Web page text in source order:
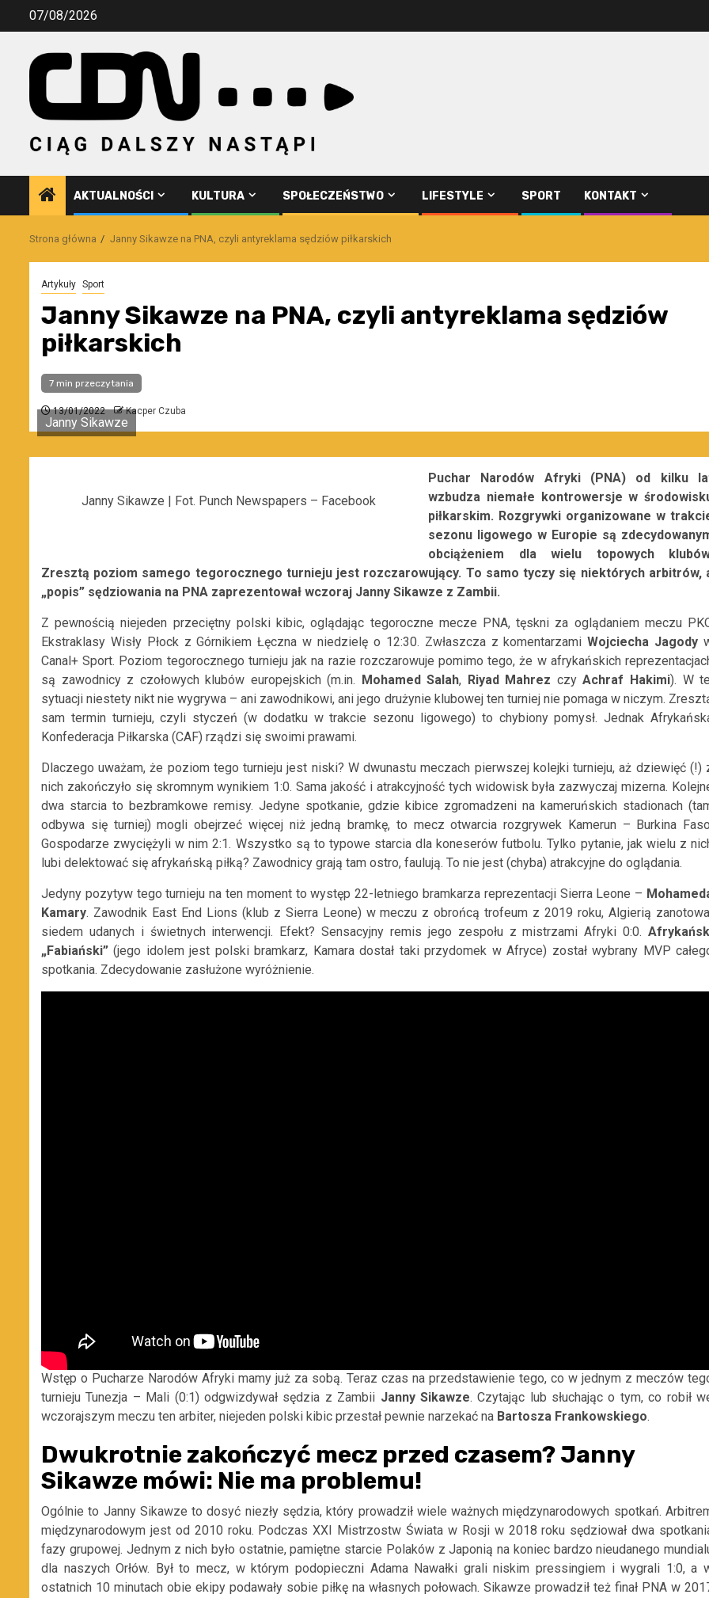
Przejdź07/08/2026
AKTUALNOŚCI KULTURA SPOŁECZEŃSTWO LIFESTYLE SPORT KONTAKT
Strona główna Janny Sikawze na PNA, czyli antyreklama sędziów piłkarskich
Artykuły Sport
Janny Sikawze na PNA, czyli antyreklama sędziów
piłkarskich
7 min przeczytania
13/01/2022 Kacper Czuba
Janny Sikawze
Janny Sikawze | Fot. Punch Newspapers – Facebook
Puchar Narodów Afryki (PNA) od kilku
wzbudza niemałe kontrowersje w
piłkarskim. Rozgrywki organizowane w
sezonu ligowego w Europie są
obciążeniem dla wielu topowych
Zresztą poziom samego tegorocznego turnieju jest rozczarowujący. To samo tyczy się niektórych arbitrów,
„popis” sędziowania na PNA zaprezentował wczoraj Janny Sikawze z Zambii.
Z pewnością niejeden przeciętny polski kibic, oglądając tegoroczne mecze PNA, tęskni za oglądaniem meczu
Ekstraklasy Wisły Płock z Górnikiem Łęczna w niedzielę o 12:30. Zwłaszcza z komentarzamiWojciecha Jagody
Canal+ Sport. Poziom tegorocznego turnieju jak na razie rozczarowuje pomimo tego, że w afrykańskich
są zawodnicy z czołowych klubów europejskich (m.in. Mohamed Salah, Riyad Mahrez czyAchraf Hakimi). W
sytuacji niestety nikt nie wygrywa – ani zawodnikowi, ani jego drużynie klubowej ten turniej nie pomaga w niczym.
sam termin turnieju, czyli styczeń (w dodatku w trakcie sezonu ligowego) to chybiony pomysł. Jednak
Konfederacja Piłkarska (CAF) rządzi się swoimi prawami.
Dlaczego uważam, że poziom tego turnieju jest niski? W dwunastu meczach pierwszej kolejki turnieju, aż dziewięć (!)
nich zakończyło się skromnym wynikiem 1:0. Sama jakość i atrakcyjność tych widowisk była zazwyczaj mizerna.
dwa starcia to bezbramkowe remisy. Jedyne spotkanie, gdzie kibice zgromadzeni na kameruńskich stadionach
odbywa się turniej) mogli obejrzeć więcej niż jedną bramkę, to mecz otwarcia rozgrywek Kamerun – Burkina
Gospodarze zwyciężyli w nim 2:1. Wszystko są to typowe starcia dla koneserów futbolu. Tylko pytanie, jak wielu z
lubi delektować się afrykańską piłką? Zawodnicy grają tam ostro, faulują. To nie jest (chyba) atrakcyjne do oglądania.
Jedyny pozytyw tego turnieju na ten moment to występ 22-letniego bramkarza reprezentacji Sierra Leone –
Kamary. Zawodnik East End Lions (klub z Sierra Leone) w meczu z obrońcą trofeum z 2019 roku, Algierią
siedem udanych i świetnych interwencji. Efekt? Sensacyjny remis jego zespołu z mistrzami Afryki 0:0.
„Fabiański” (jego idolem jest polski bramkarz, Kamara dostał taki przydomek w Afryce) został wybrany MVP
spotkania. Zdecydowanie zasłużone wyróżnienie.
Wstęp o Pucharze Narodów Afryki mamy już za sobą. Teraz czas na przedstawienie tego, co w jednym z meczów
turnieju Tunezja – Mali (0:1) odgwizdywał sędzia z Zambii Janny Sikawze. Czytając lub słuchając o tym, co robił
wczorajszym meczu ten arbiter, niejeden polski kibic przestał pewnie narzekać na Bartosza Frankowskiego.
Dwukrotnie zakończyć mecz przed czasem? Janny
Sikawze mówi: Nie ma problemu!
Ogólnie to Janny Sikawze to dosyć niezły sędzia, który prowadził wiele ważnych międzynarodowych spotkań.
międzynarodowym jest od 2010 roku. Podczas XXI Mistrzostw Świata w Rosji w 2018 roku sędziował dwa
fazy grupowej. Jednym z nich było ostatnie, pamiętne starcie Polaków z Japonią na koniec bardzo nieudanego
dla naszych Orłów. Był to mecz, w którym podopieczni Adama Nawałki grali niskim pressingiem i wygrali 1:0, a
ostatnich 10 minutach obie ekipy podawały sobie piłkę na własnych połowach. Sikawze prowadził też finał PNA w